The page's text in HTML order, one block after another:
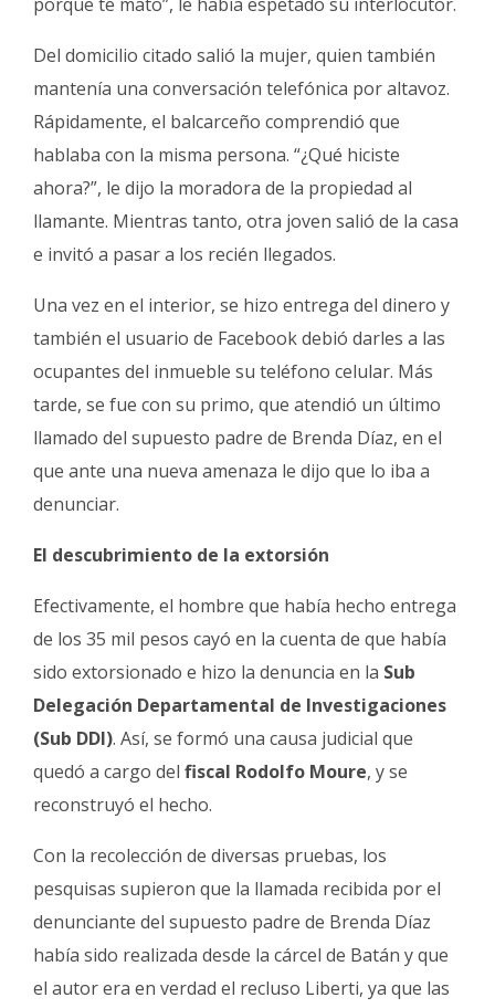
Del domicilio citado salió la mujer, quien también
mantenía una conversación telefónica por altavoz.
Rápidamente, el balcarceño comprendió que
hablaba con la misma persona. “¿Qué hiciste
ahora?”, le dijo la moradora de la propiedad al
llamante. Mientras tanto, otra joven salió de la casa
e invitó a pasar a los recién llegados.
Una vez en el interior, se hizo entrega del dinero y
también el usuario de Facebook debió darles a las
ocupantes del inmueble su teléfono celular. Más
tarde, se fue con su primo, que atendió un último
llamado del supuesto padre de Brenda Díaz, en el
que ante una nueva amenaza le dijo que lo iba a
denunciar.
El descubrimiento de la extorsión
Efectivamente, el hombre que había hecho entrega
de los 35 mil pesos cayó en la cuenta de que había
sido extorsionado e hizo la denuncia en la Sub
Delegación Departamental de Investigaciones
(Sub DDI). Así, se formó una causa judicial que
quedó a cargo del fiscal Rodolfo Moure, y se
reconstruyó el hecho.
Con la recolección de diversas pruebas, los
pesquisas supieron que la llamada recibida por el
denunciante del supuesto padre de Brenda Díaz
había sido realizada desde la cárcel de Batán y que
el autor era en verdad el recluso Liberti, ya que las